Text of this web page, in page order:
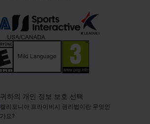
귀하의 개인 정보 보호 선택
캘리포니아 프라이버시 권리법이란 무엇인
가요?